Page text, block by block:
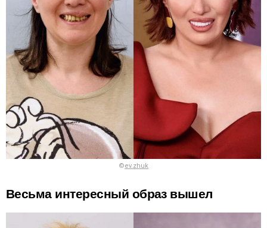
©ev.zhuk
Весьма интересный образ вышел